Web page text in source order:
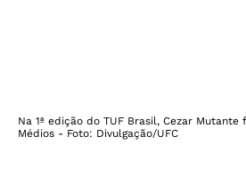
Na 1ª edição do TUF Brasil, Cezar
Médios - Foto: Divulgação/UFC